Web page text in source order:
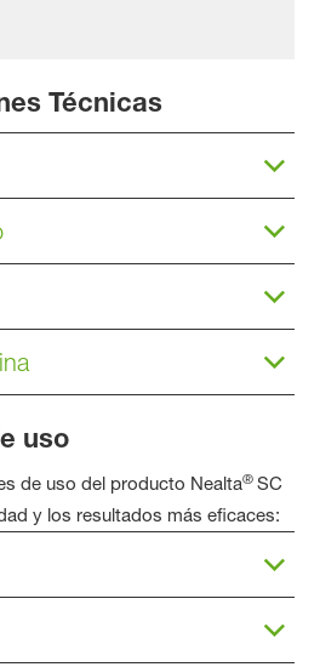
Técnicas
uso
de uso del producto Nealta® SC
y los resultados más eficaces: